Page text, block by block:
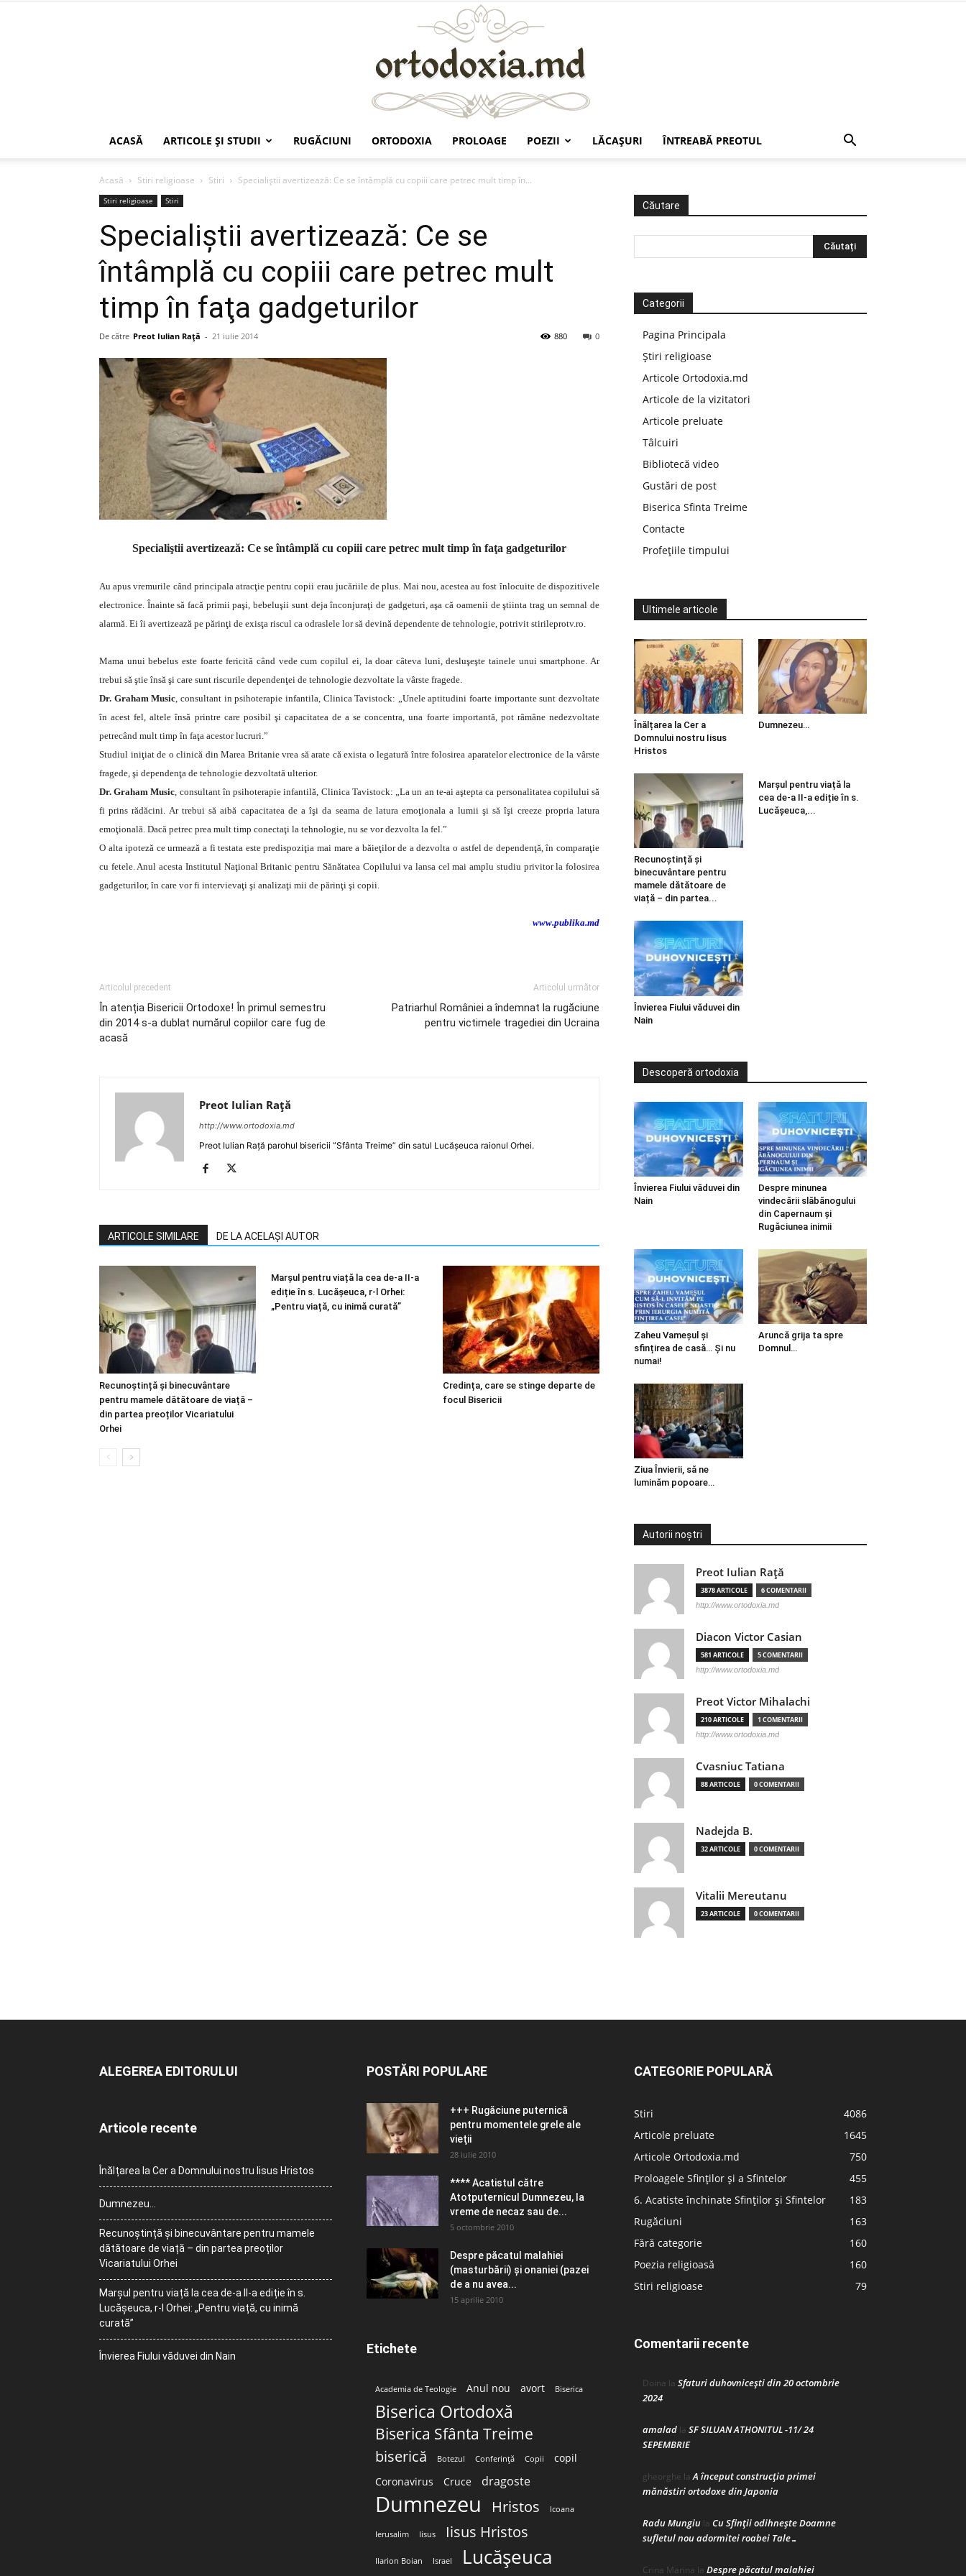
ACASĂ ARTICOLE ŞI STUDII RUGĂCIUNI ORTODOXIA PROLOAGE POEZII LĂCAŞURI ÎNTREABĂ PREOTUL
Acasă Stiri religioase Stiri Specialiştii avertizează: Ce se întâmplă cu copiii care petrec mult timp în...
Stiri religioase Stiri
Specialiştii avertizează: Ce se
întâmplă cu copiii care petrec mult
timp în faţa gadgeturilor
De către Preot Iulian Raţă - 21 iulie 2014 0
880
Specialiştii avertizează: Ce se întâmplă cu copiii care petrec mult timp în faţa gadgeturilor
Au apus vremurile când principala atracţie pentru copii erau jucăriile de plus. Mai nou, acestea au fost înlocuite de dispozitivele
electronice. Înainte să facă primii paşi, bebeluşii sunt deja înconjuraţi de gadgeturi, aşa că oamenii de ştiinta trag un semnal de
alarmă. Ei îi avertizează pe părinţi de exisţa riscul ca odraslele lor să devină dependente de tehnologie, potrivit stirileprotv.ro.
Mama unui bebelus este foarte fericită când vede cum copilul ei, la doar câteva luni, desluşeşte tainele unui smartphone. Ar
trebui să ştie însă şi care sunt riscurile dependenţei de tehnologie dezvoltate la vârste fragede.
Dr. Graham Music, consultant in psihoterapie infantila, Clinica Tavistock: „Unele aptitudini foarte importante sunt dezvoltate
în acest fel, altele însă printre care posibil şi capacitatea de a se concentra, una foarte importantă, pot râmâne nedezvoltate
petrecând mult timp în faţa acestor lucruri.”
Studiul iniţiat de o clinică din Marea Britanie vrea să arate că exista o legatură între folosirea aparatelor electronice de la vârste
fragede, şi dependenţa de tehnologie dezvoltată ulterior.
Dr. Graham Music, consultant în psihoterapie infantilă, Clinica Tavistock: „La un an te-ai aştepta ca personalitatea copilului să
fi prins rădăcini. Ar trebui să aibă capacitatea de a îşi da seama de latura emoţionala a lumii şi să îşi creeze propria latura
emoţională. Dacă petrec prea mult timp conectaţi la tehnologie, nu se vor dezvolta la fel.”
O alta ipoteză ce urmează a fi testata este predispoziţia mai mare a băieţilor de a dezvolta o astfel de dependenţă, în comparaţie
cu fetele. Anul acesta Institutul Naţional Britanic pentru Sănătatea Copilului va lansa cel mai amplu studiu privitor la folosirea
gadgeturilor, în care vor fi intervievaţi şi analizaţi mii de părinţi şi copii.
www.publika.md
Articolul precedent
În atenția Bisericii Ortodoxe! În primul semestru
din 2014 s-a dublat numărul copiilor care fug de
acasă
Articolul următor
Patriarhul României a îndemnat la rugăciune
pentru victimele tragediei din Ucraina
Preot Iulian Raţă
http://www.ortodoxia.md
Preot Iulian Rață parohul bisericii ”Sfânta Treime” din satul Lucășeuca raionul Orhei.
ARTICOLE SIMILARE DE LA ACELAȘI AUTOR
Recunoștință și binecuvântare
pentru mamele dătătoare de viață –
din partea preoților Vicariatului
Orhei
Marșul pentru viață la cea de-a II-a
ediție în s. Lucășeuca, r-l Orhei:
„Pentru viață, cu inimă curată”
Credința, care se stinge departe de
focul Bisericii
Căutare
Categorii
Pagina Principala
Știri religioase
Articole Ortodoxia.md
Articole de la vizitatori
Articole preluate
Tâlcuiri
Bibliotecă video
Gustări de post
Biserica Sfinta Treime
Contacte
Profețiile timpului
Ultimele articole
Înălțarea la Cer a
Domnului nostru Iisus
Hristos
Dumnezeu…
Recunoștință și
binecuvântare pentru
mamele dătătoare de
viață – din partea...
Marșul pentru viață la
cea de-a II-a ediție în s.
Lucășeuca,...
Învierea Fiului văduvei din
Nain
Descoperă ortodoxia
Învierea Fiului văduvei din
Nain
Despre minunea
vindecării slăbănogului
din Capernaum și
Rugăciunea inimii
Zaheu Vameșul și
sfințirea de casă… Și nu
numai!
Aruncă grija ta spre
Domnul…
Ziua Învierii, să ne
luminăm popoare…
Autorii noștri
Preot Iulian Raţă
3878 ARTICOLE 6 COMENTARII
http://www.ortodoxia.md
Diacon Victor Casian
581 ARTICOLE 5 COMENTARII
http://www.ortodoxia.md
Preot Victor Mihalachi
210 ARTICOLE 1 COMENTARII
http://www.ortodoxia.md
Cvasniuc Tatiana
88 ARTICOLE 0 COMENTARII
Nadejda B.
32 ARTICOLE 0 COMENTARII
Vitalii Mereutanu
23 ARTICOLE 0 COMENTARII
ALEGEREA EDITORULUI
Articole recente
Înălțarea la Cer a Domnului nostru Iisus Hristos
Dumnezeu…
Recunoștință și binecuvântare pentru mamele
dătătoare de viață – din partea preoților
Vicariatului Orhei
Marșul pentru viață la cea de-a II-a ediție în s.
Lucășeuca, r-l Orhei: „Pentru viață, cu inimă
curată”
Învierea Fiului văduvei din Nain
POSTĂRI POPULARE
+++ Rugăciune puternică
pentru momentele grele ale
vieţii
28 iulie 2010
**** Acatistul către
Atotputernicul Dumnezeu, la
vreme de necaz sau de...
5 octombrie 2010
Despre păcatul malahiei
(masturbării) şi onaniei (pazei
de a nu avea...
15 aprilie 2010
Etichete
Academia de Teologie Anul nou avort Biserica
Biserica Ortodoxă
Biserica Sfânta Treime
biserică Botezul Conferință Copii
copil
Coronavirus
Cruce dragoste
Dumnezeu Hristos Icoana
Ierusalim Iisus Iisus Hristos
Ilarion Boian Israel Lucășeuca
CATEGORIE POPULARĂ
Stiri
4086
Articole preluate
1645
Articole Ortodoxia.md
750
Proloagele Sfinților și a Sfintelor
455
6. Acatiste închinate Sfinților și Sfintelor
183
Rugăciuni
163
Fără categorie
160
Poezia religioasă
160
Stiri religioase
79
Comentarii recente
Doina la Sfaturi duhovnicești din 20 octombrie
2024
amalad la SF SILUAN ATHONITUL -11/ 24
SEPEMBRIE
gheorghe laA început construcţia primei
mănăstiri ortodoxe din Japonia
Radu Mungiu la Cu Sfinții odihnește Doamne
sufletul nou adormitei roabei Tale…
Crina Marina la Despre păcatul malahiei